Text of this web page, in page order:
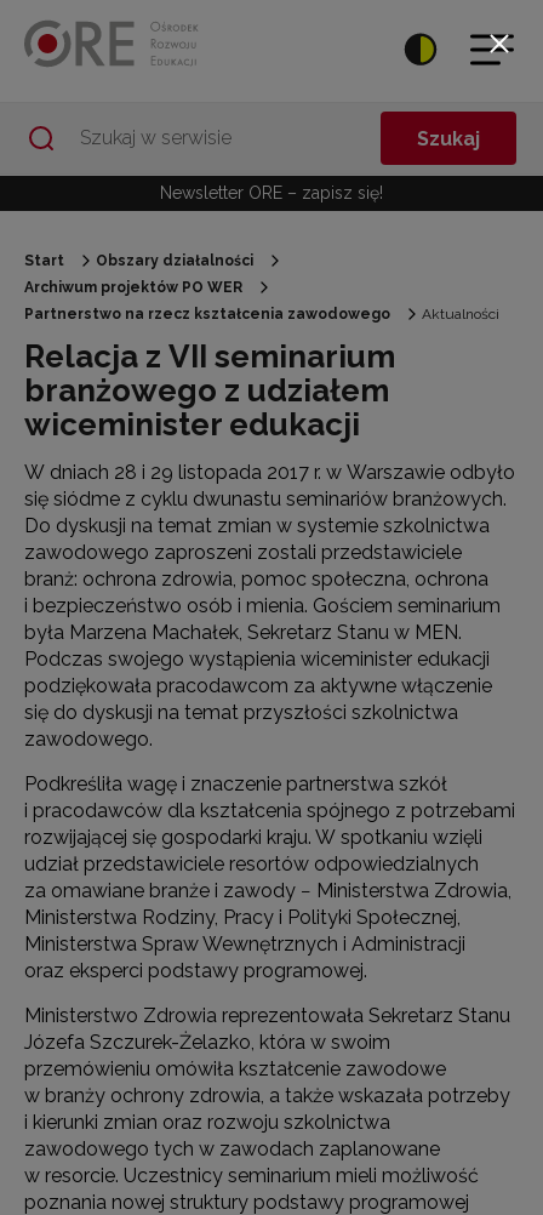
Szukaj
Newsletter ORE – zapisz się!
Start
Obszary działalności
Archiwum projektów PO WER
Partnerstwo na rzecz kształcenia zawodowego
Aktualności
Relacja z VII seminarium
branżowego z udziałem
wiceminister edukacji
W dniach 28 i 29 listopada 2017 r. w Warszawie odbyło
się siódme z cyklu dwunastu seminariów branżowych.
Do dyskusji na temat zmian w systemie szkolnictwa
zawodowego zaproszeni zostali przedstawiciele
branż: ochrona zdrowia, pomoc społeczna, ochrona
i bezpieczeństwo osób i mienia. Gościem seminarium
była Marzena Machałek, Sekretarz Stanu w MEN.
Podczas swojego wystąpienia wiceminister edukacji
podziękowała pracodawcom za aktywne włączenie
się do dyskusji na temat przyszłości szkolnictwa
zawodowego.
Podkreśliła wagę i znaczenie partnerstwa szkół
i pracodawców dla kształcenia spójnego z potrzebami
rozwijającej się gospodarki kraju. W spotkaniu wzięli
udział przedstawiciele resortów odpowiedzialnych
za omawiane branże i zawody − Ministerstwa Zdrowia,
Ministerstwa Rodziny, Pracy i Polityki Społecznej,
Ministerstwa Spraw Wewnętrznych i Administracji
oraz eksperci podstawy programowej.
Ministerstwo Zdrowia reprezentowała Sekretarz Stanu
Józefa Szczurek-Żelazko, która w swoim
przemówieniu omówiła kształcenie zawodowe
w branży ochrony zdrowia, a także wskazała potrzeby
i kierunki zmian oraz rozwoju szkolnictwa
zawodowego tych w zawodach zaplanowane
w resorcie. Uczestnicy seminarium mieli możliwość
poznania nowej struktury podstawy programowej